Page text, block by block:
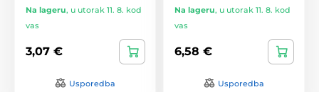
Na lageru, u utorak 11. 8. kod
vas
3,07 €
Usporedba
Na lageru, u utorak 11. 8. kod
vas
6,58 €
Usporedba